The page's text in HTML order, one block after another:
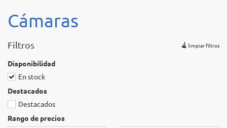
Cámaras
Filtros limpiar filtros
Disponibilidad
En stock
Destacados
Destacados
Rango de precios